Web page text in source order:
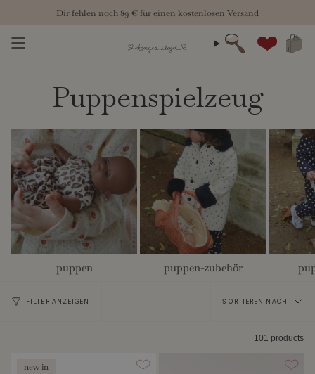
springen
89 €
Herbst 26: Die neue Kollektion ist für dich bereit
Suche
Puppenspielzeug
puppen puppen-zubehör
FILTER ANZEIGEN
Sortieren
SORTIEREN NACH
101 products
new in